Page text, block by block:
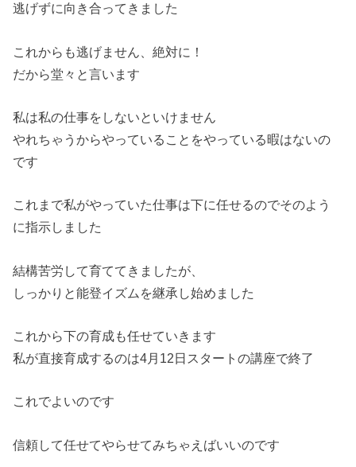
逃げずに向き合ってきました
これからも逃げません、絶対に！
だから堂々と言います
私は私の仕事をしないといけません
やれちゃうからやっていることをやっている暇はないの
です
これまで私がやっていた仕事は下に任せるのでそのよう
に指示しました
結構苦労して育ててきましたが、
しっかりと能登イズムを継承し始めました
これから下の育成も任せていきます
私が直接育成するのは4月12日スタートの講座で終了
これでよいのです
信頼して任せてやらせてみちゃえばいいのです